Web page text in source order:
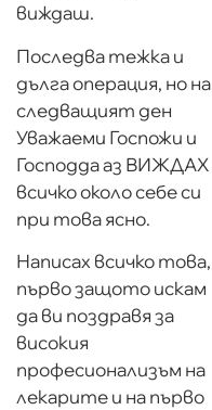
виждаш.
Последва тежка и
дълга операция, но на
следващият ден
Уважаеми Госпожи и
Господда аз ВИЖДАХ
всичко около себе си
при това ясно.
Написах всичко това,
първо защото искам
да ви поздравя за
високия
професионализъм на
лекарите и на първо